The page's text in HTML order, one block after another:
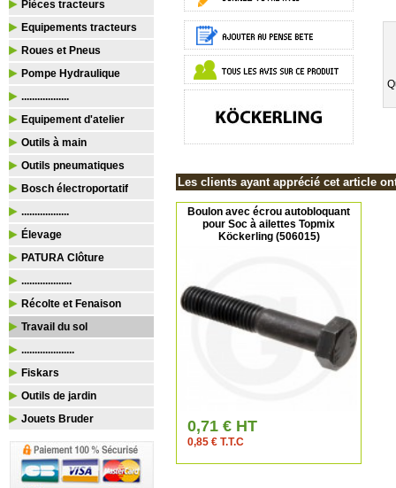
Pièces tracteurs
Equipements tracteurs
Roues et Pneus
Pompe Hydraulique
..................
Equipement d'atelier
Outils à main
Outils pneumatiques
Bosch électroportatif
..................
Élevage
PATURA Clôture
...................
Récolte et Fenaison
Travail du sol
....................
Fiskars
Outils de jardin
Jouets Bruder
Les clients ayant apprécié cet article
Boulon avec écrou autobloquant
pour Soc à ailettes Topmix
Köckerling (506015)
0,71 € HT
0,85 € T.T.C